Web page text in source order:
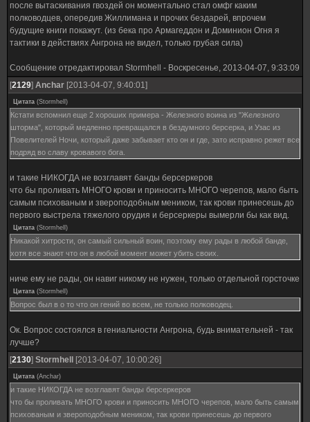
после вытаскивания гвоздей он моментально стал омфг каким
полководцев, опередив Жиллимана и прочих бездарей, впрочем
будущие книги покажут. (из бека про Армагеддон и Доминион Огня я
тактики в действиях Ангрона не видел, только грубая сила)
Сообщение отредактировал Stormhell - Воскресенье, 2013-04-07, 9:33:09
[2129] Anchar [2013-04-07, 9:40:01]
Цитата (Stormhell )
Кстати вспомнил еще 2 хороших примера - Железного воина из "Железного
шторма", который медленно превращался в бездумного берсерка, и Узас из
Повелителей Ночи, который даже забывает кто он и где, зато исправно режет все
подряд во славу кровавого бога.
и такие НИКОГДА не возглавят банды берсеркеров
что бы проливать МНОГО крови и приносить МНОГО черепов, мало быть
самым психованым и звероподобным меником, так крови принесешь до
первого выстрела тяжелого орудия и берсеркеры вымерли бы как вид.
Цитата (Stormhell )
Никакой хитрости, он самый сильный воин, поэтому ему рады в любой банде,
хотя все знают что он в любой момент может убить своих.
ниче ему не рады, он навиг никому не нужен, только отдельной горсточке
Цитата (Stormhell )
Вопрос был в о то что он гений во всем, не только полководец.
Ок. Вопрос состоялся в гениальности Ангрона, будь внимательней - так
лучше?
[2130] Stormhell [2013-04-07, 10:00:26]
Цитата (Anchar)
и такие НИКОГДА не возглавят банды берсеркеров
что бы проливать МНОГО крови и приносить МНОГО черепов, мало быть самым
психованым и звероподобным меником, так крови принесешь до первого